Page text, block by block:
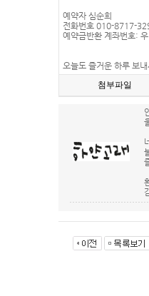
예약자 심순희
전화번호 010-8717-
예약금반환 계좌번호:
오늘도 즐거운 하루 보
첨부파일